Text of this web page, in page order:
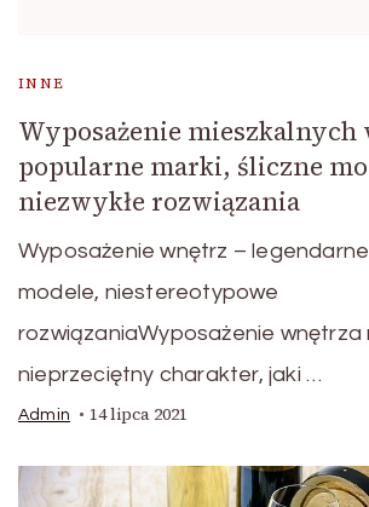
INNE
Wyposażenie mieszkalnych
popularne marki, śliczne
niezwykłe rozwiązania
Wyposażenie wnętrz –
modele, niestereotypowe
rozwiązaniaWyposażenie wnętrza
nieprzeciętny charakter, jaki …
Admin 14 lipca 2021